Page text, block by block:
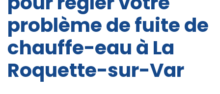
problème de fuite de
chauffe-eau à La
Roquette-sur-Var